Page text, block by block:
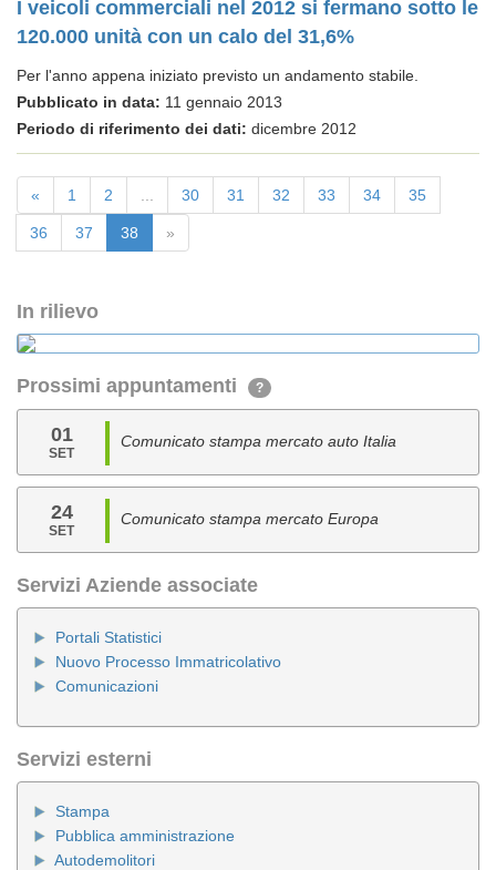
I veicoli commerciali nel 2012 si fermano sotto le
120.000 unità con un calo del 31,6%
Per l'anno appena iniziato previsto un andamento stabile.
Pubblicato in data: 11 gennaio 2013
Periodo di riferimento dei dati: dicembre 2012
« 1 2 30 31 32 33 34 35
36 37 38 »
In rilievo
Prossimi appuntamenti ?
01
SET
Comunicato stampa mercato auto Italia
24
SET
Comunicato stampa mercato Europa
Servizi Aziende associate
Portali Statistici
Nuovo Processo Immatricolativo
Comunicazioni
Servizi esterni
Stampa
Pubblica amministrazione
Autodemolitori